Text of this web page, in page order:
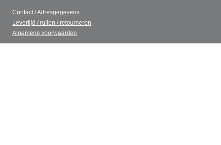
Contact / Adresgegevens
Levertijd / ruilen / retourneren
Algemene voorwaarden